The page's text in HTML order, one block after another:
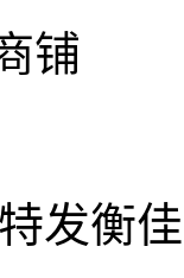
铺
发衡